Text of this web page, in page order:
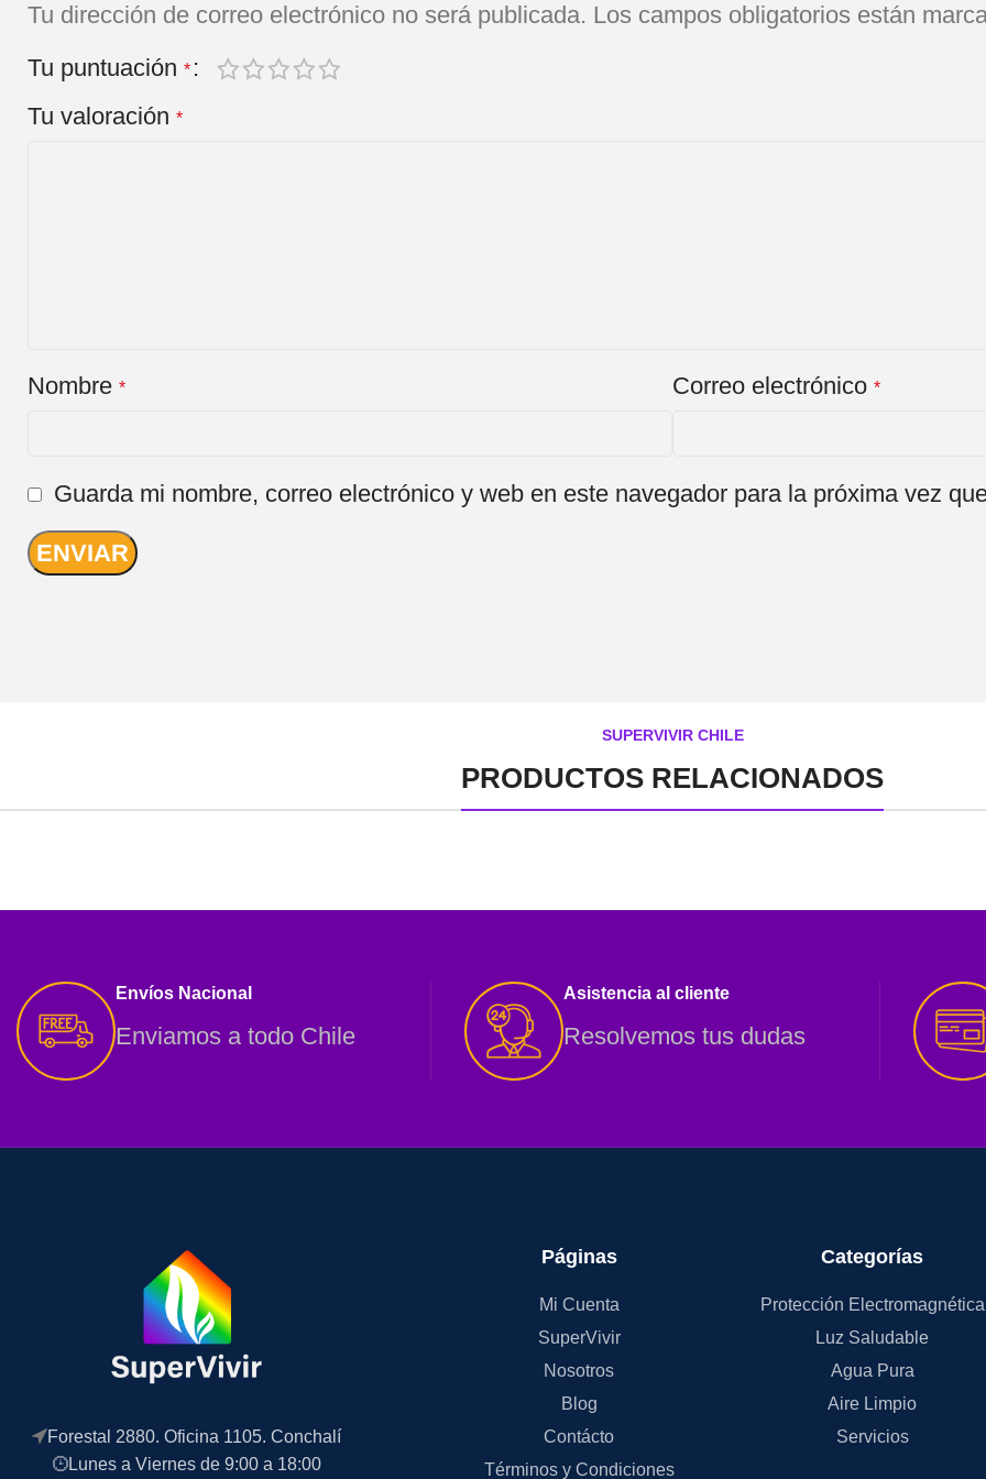
Tu dirección de correo electrónico no será publicada. Los campos obligatorios están
Tu puntuación *
Tu valoración *
Nombre * Correo electrónico *
Guarda mi nombre, correo electrónico y web en este navegador para la próxima vez
SUPERVIVIR CHILE
PRODUCTOS RELACIONADOS
Envíos Nacional
Enviamos a todo Chile
Asistencia al cliente
Resolvemos tus dudas
Forestal 2880. Oficina 1105. Conchalí
Lunes a Viernes de 9:00 a 18:00
Páginas
Mi Cuenta
SuperVivir
Nosotros
Blog
Contácto
Términos y Condiciones
Categorías
Protección Electromagnética
Luz Saludable
Agua Pura
Aire Limpio
Servicios